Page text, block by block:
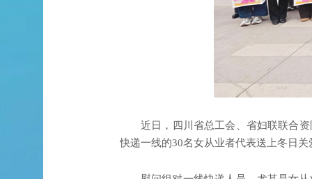
近日，四川省总工会、省妇联联合
快递一线的30名女从业者代表送上冬日关